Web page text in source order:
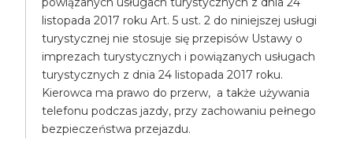
listopada 2017 roku Art. 5 ust. 2 do niniejszej usługi
turystycznej nie stosuje się przepisów Ustawy o
imprezach turystycznych i powiązanych usługach
turystycznych z dnia 24 listopada 2017 roku.
Kierowca ma prawo do przerw, a także używania
telefonu podczas jazdy, przy zachowaniu pełnego
bezpieczeństwa przejazdu.